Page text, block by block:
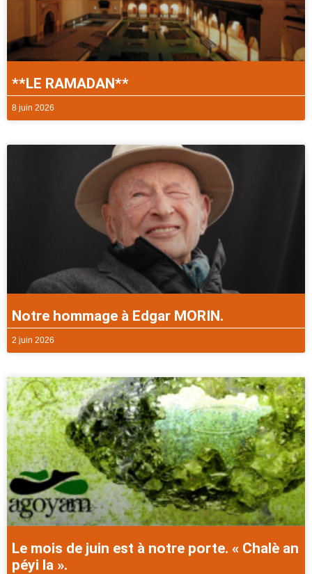
**LE RAMADAN**
8 juin 2026
Notre hommage à Edgar MORIN.
2 juin 2026
Le mois de juin est à notre porte. « Chalè an
péyi la ».